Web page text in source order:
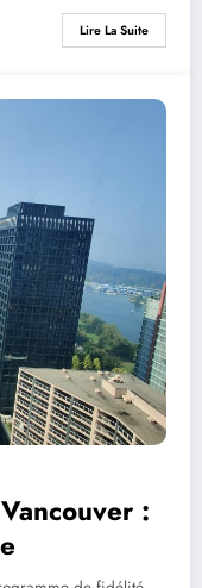
Lire La Suite
: